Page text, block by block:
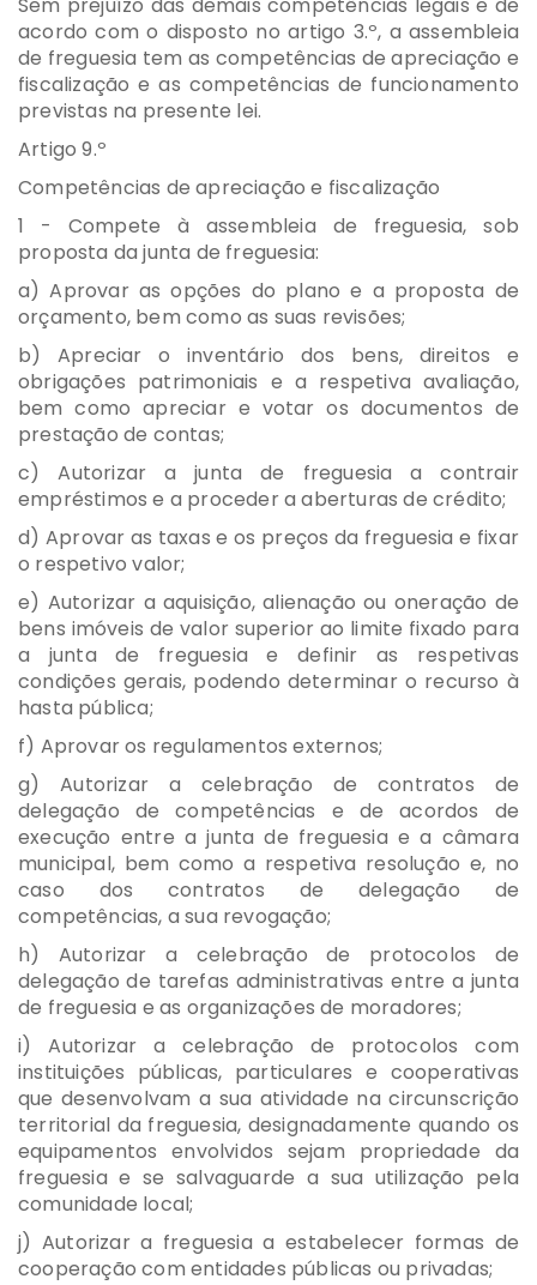
acordo com o disposto no artigo 3.º, a assembleia
de freguesia tem as competências de apreciação e
fiscalização e as competências de funcionamento
previstas na presente lei.
Artigo 9.º
Competências de apreciação e fiscalização
1 - Compete à assembleia de freguesia, sob
proposta da junta de freguesia:
a) Aprovar as opções do plano e a proposta de
orçamento, bem como as suas revisões;
b) Apreciar o inventário dos bens, direitos e
obrigações patrimoniais e a respetiva avaliação,
bem como apreciar e votar os documentos de
prestação de contas;
c) Autorizar a junta de freguesia a contrair
empréstimos e a proceder a aberturas de crédito;
d) Aprovar as taxas e os preços da freguesia e fixar
o respetivo valor;
e) Autorizar a aquisição, alienação ou oneração de
bens imóveis de valor superior ao limite fixado para
a junta de freguesia e definir as respetivas
condições gerais, podendo determinar o recurso à
hasta pública;
f) Aprovar os regulamentos externos;
g) Autorizar a celebração de contratos de
delegação de competências e de acordos de
execução entre a junta de freguesia e a câmara
municipal, bem como a respetiva resolução e, no
caso dos contratos de delegação de
competências, a sua revogação;
h) Autorizar a celebração de protocolos de
delegação de tarefas administrativas entre a junta
de freguesia e as organizações de moradores;
i) Autorizar a celebração de protocolos com
instituições públicas, particulares e cooperativas
que desenvolvam a sua atividade na circunscrição
territorial da freguesia, designadamente quando os
equipamentos envolvidos sejam propriedade da
freguesia e se salvaguarde a sua utilização pela
comunidade local;
j) Autorizar a freguesia a estabelecer formas de
cooperação com entidades públicas ou privadas;